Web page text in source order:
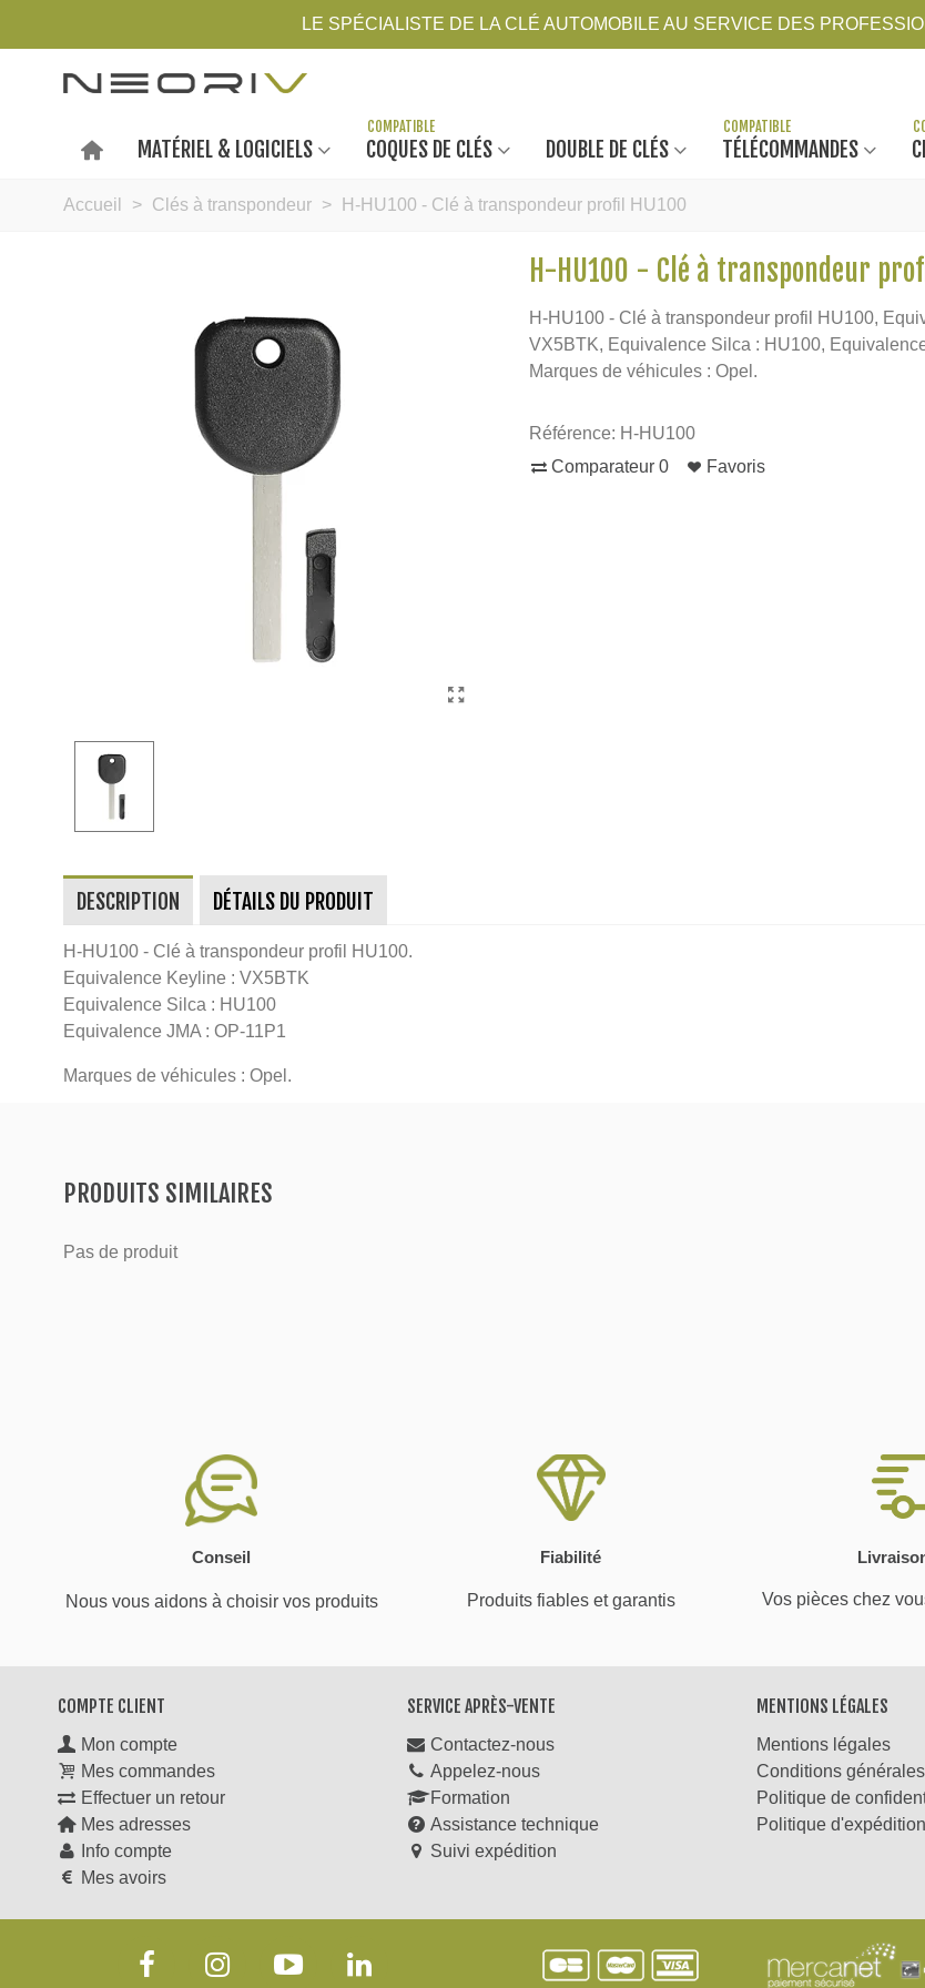
LE SPÉCIALISTE DE LA CLÉ AUTOMOBILE AU SERVICE DES
MATÉRIEL & LOGICIELS COQUES DE CLÉS DOUBLE DE CLÉS TÉLÉCOMMANDES
Accueil > Clés à transpondeur > H-HU100 - Clé à transpondeur profil HU100
H-HU100 - Clé à transpondeur
H-HU100 - Clé à transpondeur profil HU100,
VX5BTK, Equivalence Silca : HU100,
Marques de véhicules : Opel.
Référence: H-HU100
Comparateur 0 Favoris
DESCRIPTION DÉTAILS DU PRODUIT
H-HU100 - Clé à transpondeur profil HU100.
Equivalence Keyline : VX5BTK
Equivalence Silca : HU100
Equivalence JMA : OP-11P1
Marques de véhicules : Opel.
PRODUITS SIMILAIRES
Pas de produit
Conseil Fiabilité
Nous vous aidons à choisir vos produits Produits fiables et garantis Vos pièces chez
COMPTE CLIENT
Mon compte
Mes commandes
Effectuer un retour
Mes adresses
Info compte
Mes avoirs
SERVICE APRÈS-VENTE
Contactez-nous
Appelez-nous
Formation
Assistance technique
Suivi expédition
MENTIONS LÉGALES
Mentions légales
Conditions
Politique de
Politique